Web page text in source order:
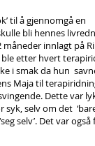
til å gjennomgå en
bli hennes
innlagt på
etter hvert
i smak da hun
Maja til
Dette var
selv om det
selv’. Det var